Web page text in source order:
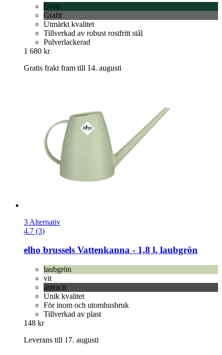
Grön
Grafit
Utmärkt kvalitet
Tillverkad av robust rostfritt stål
Pulverlackerad
1 680 kr
Gratis frakt fram till 14. augusti
3 Alternativ
4.7 (3)
elho brussels Vattenkanna -​ 1,8 l, laubgrön
laubgrön
vit
antracit
Unik kvalitet
För inom och utomhusbruk
Tillverkad av plast
148 kr
Leverans till 17. augusti